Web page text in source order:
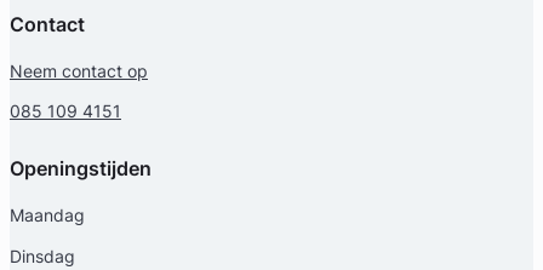
Contact
Neem contact op
085 109 4151
Openingstijden
Maandag
Dinsdag